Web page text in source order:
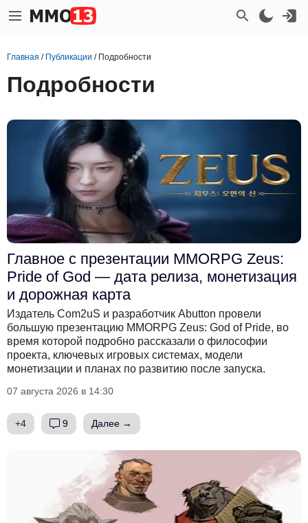
Главная / Публикации / Подробности
Подробности
Главное с презентации MMORPG Zeus:
Pride of God — дата релиза, монетизация
и дорожная карта
Издатель Com2uS и разработчик Abutton провели
большую презентацию MMORPG Zeus: God of Pride, во
время которой подробно рассказали о философии
проекта, ключевых игровых системах, модели
монетизации и планах по развитию после запуска.
07 августа 2026 в 14:30
+4 9 Далее →